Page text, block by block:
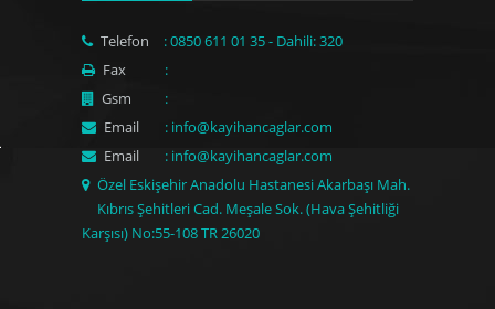
Telefon
: 0850 611 01 35 - Dahili: 320
Fax
:
Gsm
:
Email
: info@kayihancaglar.com
Email
: info@kayihancaglar.com
Özel Eskişehir Anadolu Hastanesi Akarbaşı Mah.
Kıbrıs Şehitleri Cad. Meşale Sok. (Hava Şehitliği
Karşısı) No:55-108 TR 26020